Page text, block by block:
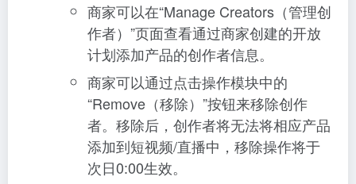
商家可以在“Manage Creators（管理创
作者）”页面查看通过商家创建的开放
计划添加产品的创作者信息。
商家可以通过点击操作模块中的
“Remove（移除）”按钮来移除创作
者。移除后，创作者将无法将相应产品
添加到短视频/直播中，移除操作将于
次日0:00生效。